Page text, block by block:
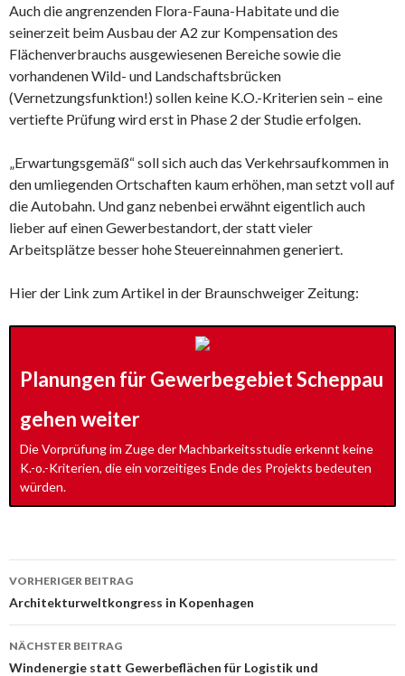
Auch die angrenzenden Flora-Fauna-Habitate und die
seinerzeit beim Ausbau der A2 zur Kompensation des
Flächenverbrauchs ausgewiesenen Bereiche sowie die
vorhandenen Wild- und Landschaftsbrücken
(Vernetzungsfunktion!) sollen keine K.O.-Kriterien sein – eine
vertiefte Prüfung wird erst in Phase 2 der Studie erfolgen.
„Erwartungsgemäß“ soll sich auch das Verkehrsaufkommen in
den umliegenden Ortschaften kaum erhöhen, man setzt voll auf
die Autobahn. Und ganz nebenbei erwähnt eigentlich auch
lieber auf einen Gewerbestandort, der statt vieler
Arbeitsplätze besser hohe Steuereinnahmen generiert.
Hier der Link zum Artikel in der Braunschweiger Zeitung:
Planungen für Gewerbegebiet Scheppau
gehen weiter
Die Vorprüfung im Zuge der Machbarkeitsstudie erkennt keine
K.-o.-Kriterien, die ein vorzeitiges Ende des Projekts bedeuten
würden.
Beitrags-
Navigation
VORHERIGER BEITRAG
Architekturweltkongress in Kopenhagen
NÄCHSTER BEITRAG
Windenergie statt Gewerbeflächen für Logistik und